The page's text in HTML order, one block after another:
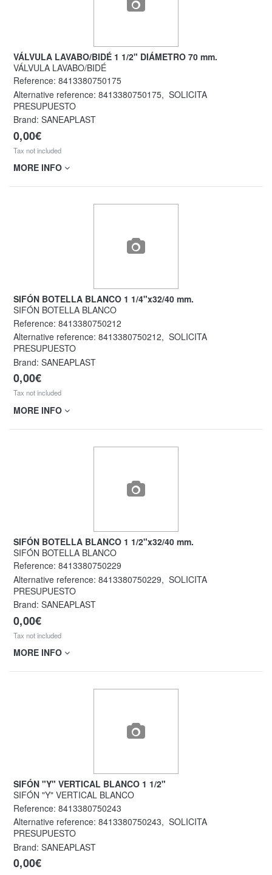
VÁLVULA LAVABO/BIDÉ 1 1/2" DIÁMETRO 70 mm.
VÁLVULA LAVABO/BIDÉ
Reference: 8413380750175
Alternative reference: 8413380750175, SOLICITA
PRESUPUESTO
Brand: SANEAPLAST
0,00€
Tax not included
MORE INFO
SIFÓN BOTELLA BLANCO 1 1/4"x32/40 mm.
SIFÓN BOTELLA BLANCO
Reference: 8413380750212
Alternative reference: 8413380750212, SOLICITA
PRESUPUESTO
Brand: SANEAPLAST
0,00€
Tax not included
MORE INFO
SIFÓN BOTELLA BLANCO 1 1/2"x32/40 mm.
SIFÓN BOTELLA BLANCO
Reference: 8413380750229
Alternative reference: 8413380750229, SOLICITA
PRESUPUESTO
Brand: SANEAPLAST
0,00€
Tax not included
MORE INFO
SIFÓN "Y" VERTICAL BLANCO 1 1/2"
SIFÓN "Y" VERTICAL BLANCO
Reference: 8413380750243
Alternative reference: 8413380750243, SOLICITA
PRESUPUESTO
Brand: SANEAPLAST
0,00€